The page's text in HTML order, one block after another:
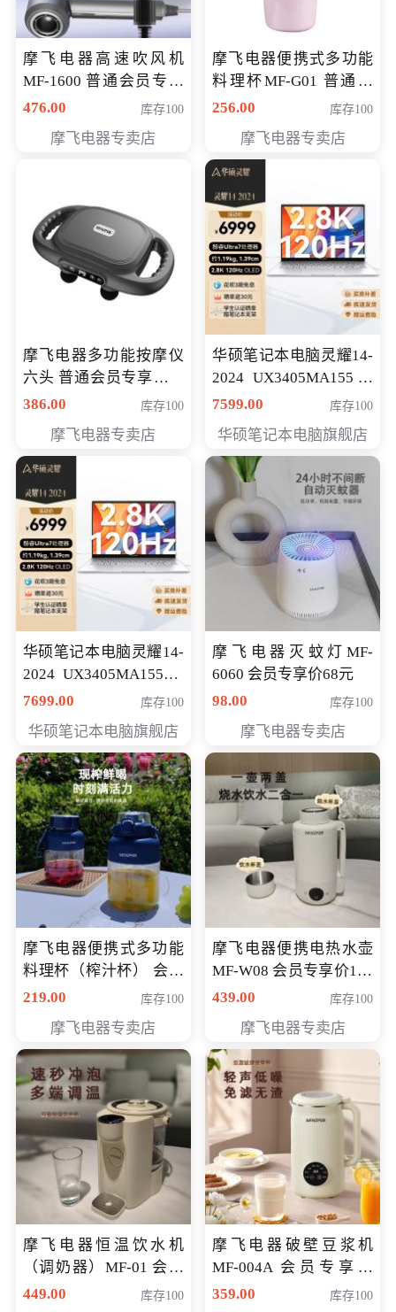
摩飞电器高速吹风机
MF-1600 普通会员专享
价298元
476.00 库存100
摩飞电器专卖店
摩飞电器便携式多功能
料理杯MF-G01 普通会
员专享价格118元
256.00 库存100
摩飞电器专卖店
摩飞电器多功能按摩仪
六头 普通会员专享价格
199元
386.00 库存100
摩飞电器专卖店
华硕笔记本电脑灵耀14-
2024 UX3405MA155冰
川银 oled 智慧轻薄本 会
7599.00 库存100
华硕笔记本电脑旗舰店
华硕笔记本电脑灵耀14-
2024 UX3405MA155夜
空蓝 oled 智慧轻薄本 会
7699.00 库存100
华硕笔记本电脑旗舰店
摩飞电器灭蚊灯MF-
6060 会员专享价68元
98.00
库存100
摩飞电器专卖店
摩飞电器便携式多功能
料理杯（榨汁杯） 会员
专享价118元
219.00 库存100
摩飞电器专卖店
摩飞电器便携电热水壶
MF-W08 会员专享价198
元
439.00 库存100
摩飞电器专卖店
摩飞电器恒温饮水机
（调奶器）MF-01 会员
专享价366元
449.00 库存100
摩飞电器破壁豆浆机
MF-004A 会员专享价
168元
359.00 库存100